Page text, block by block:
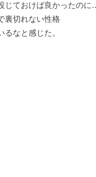
じておけば良かったのに
裏切れない性格
るなと感じた。